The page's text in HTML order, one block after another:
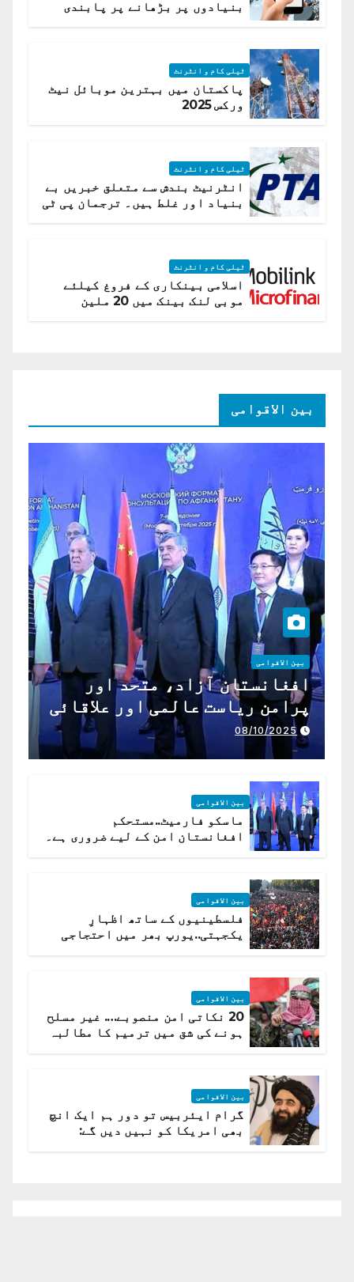
بنیادوں پر بڑھانے پر پابندی
ٹیلی کام و انٹرنٹ
پاکستان میں بہترین موبائل نیٹ
ورکس 2025
ٹیلی کام و انٹرنٹ
انٹرنیٹ بندش سے متعلق خبریں بے
بنیاد اور غلط ہیں۔ ترجمان پی ٹی
ٹیلی کام و انٹرنٹ
اسلامی بینکاری کے فروغ کیلئے
موبی لنک بینک میں 20 ملین
بین الاقوامی
بین الاقوامی
افغانستان آزاد، متحد اور
پرامن ریاست عالمی اور علاقائی
تعاون کے لیے ناگزیر ہے
08/10/2025
بین الاقوامی
ماسکو فارمیٹ..مستحکم
افغانستان امن کے لیے ضروری ہے۔
بین الاقوامی
فلسطینیوں کے ساتھ اظہارِ
یکجہتی..یورپ بھر میں احتجاجی
بین الاقوامی
20 نکاتی امن منصوبے…. غیر مسلح
ہونے کی شق میں ترمیم کا مطالبہ
بین الاقوامی
گرام ایئربیس تو دور ہم ایک انچ
بھی امریکا کو نہیں دیں گے: